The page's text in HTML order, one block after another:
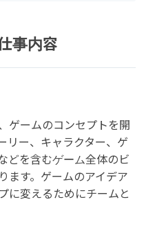
事内容
ゲームのコンセプトを開
リー、キャラクター、ゲ
どを含むゲーム全体のビ
ます。ゲームのアイデア
に変えるためにチームと